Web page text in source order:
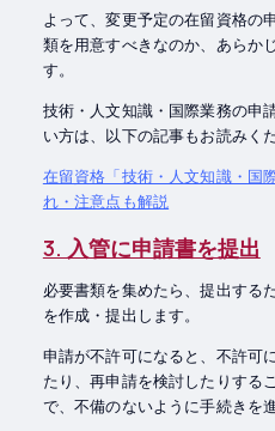
よって、変更予定の在留資格の
類を用意すべきなのか、あらか
す。
技術・人文知識・国際業務の申
い方は、以下の記事もお読みくだ
在留資格「技術・人文知識・国
れ・注意点も解説
3. 入管に申請書を提出
必要書類を集めたら、提出する
を作成・提出します。
申請が不許可になると、不許可
たり、再申請を検討したりする
で、不備のないように手続きを